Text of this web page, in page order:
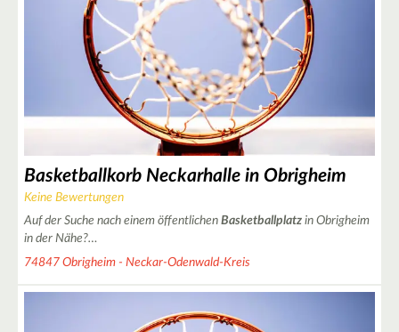
Basketballkorb Neckarhalle in Obrigheim
Keine Bewertungen
Auf der Suche nach einem öffentlichen Basketballplatz in Obrigheim
in der Nähe?…
74847 Obrigheim - Neckar-Odenwald-Kreis
2